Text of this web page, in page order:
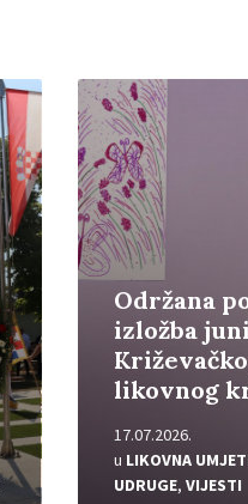
Održana
izložba
likovnog
17.07.2026.
u LIKOVNA
UDRUGE, VIJESTI
Pročitajte
više